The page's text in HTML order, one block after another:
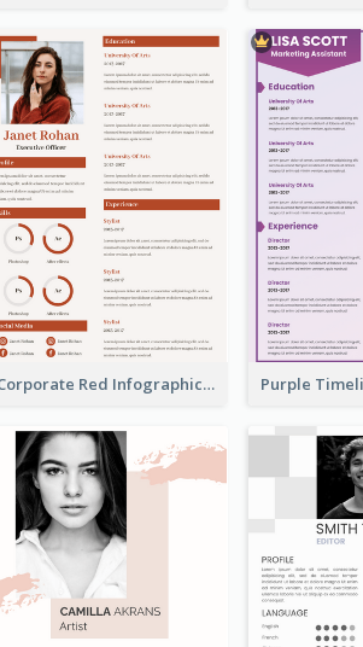
Corporate Red Infographic Resume